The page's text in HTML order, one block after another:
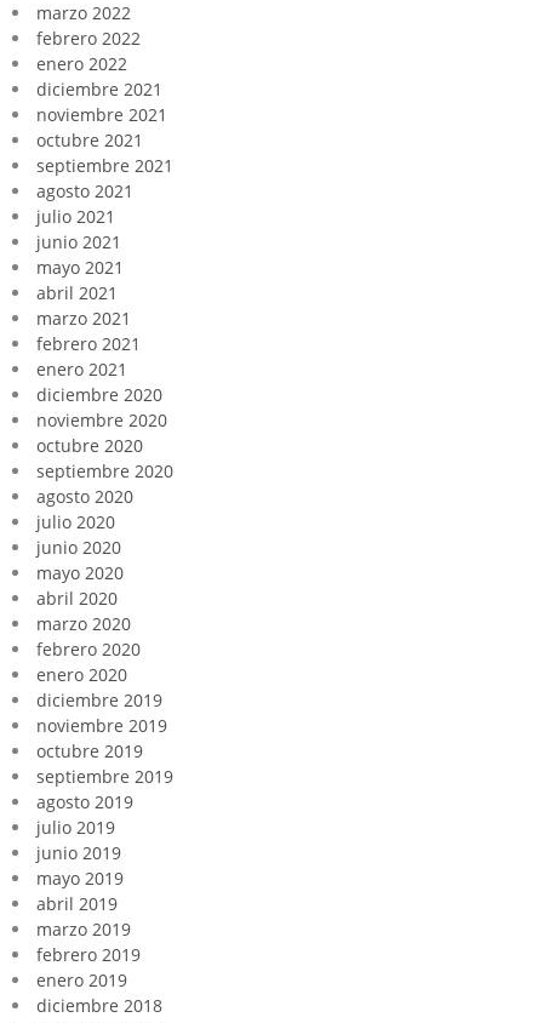
marzo 2022
febrero 2022
enero 2022
diciembre 2021
noviembre 2021
octubre 2021
septiembre 2021
agosto 2021
julio 2021
junio 2021
mayo 2021
abril 2021
marzo 2021
febrero 2021
enero 2021
diciembre 2020
noviembre 2020
octubre 2020
septiembre 2020
agosto 2020
julio 2020
junio 2020
mayo 2020
abril 2020
marzo 2020
febrero 2020
enero 2020
diciembre 2019
noviembre 2019
octubre 2019
septiembre 2019
agosto 2019
julio 2019
junio 2019
mayo 2019
abril 2019
marzo 2019
febrero 2019
enero 2019
diciembre 2018